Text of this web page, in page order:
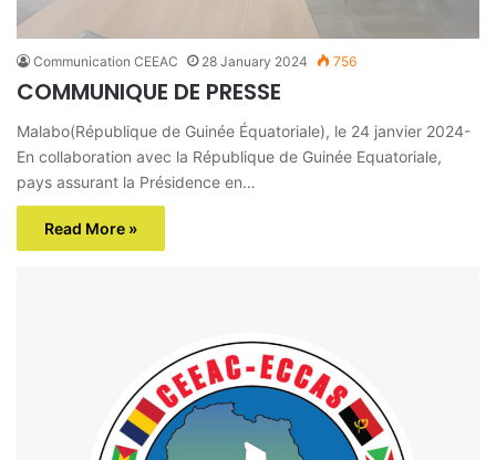
Communication CEEAC 28 January 2024 756
COMMUNIQUE DE PRESSE
Malabo(République de Guinée Équatoriale), le 24 janvier 2024-
En collaboration avec la République de Guinée Equatoriale,
pays assurant la Présidence en…
Read More »